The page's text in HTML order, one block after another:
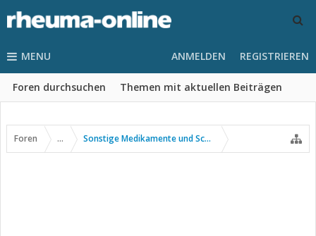
MENU
Foren durchsuchen Themen mit aktuellen Beiträgen
ANMELDEN REGISTRIEREN
Foren ... Sonstige Medikamente und Schmerztherapie